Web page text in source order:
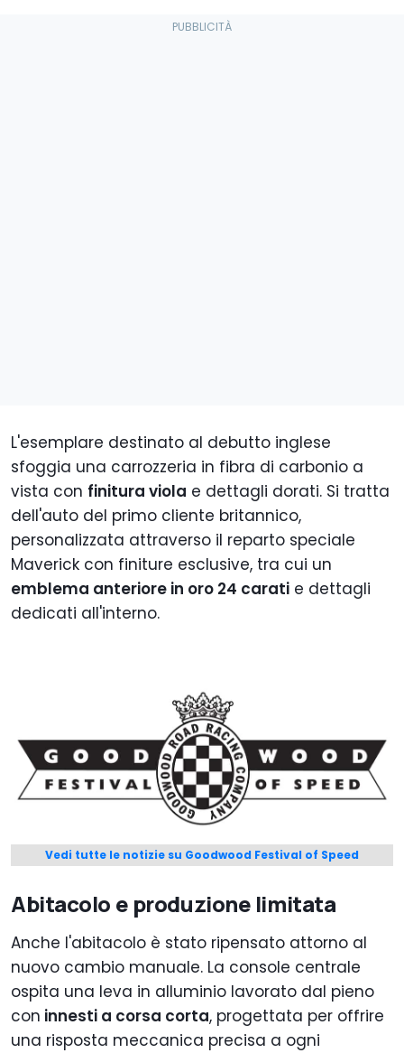
L'esemplare destinato al debutto inglese
sfoggia una carrozzeria in fibra di carbonio a
vista con finitura viola e dettagli dorati. Si tratta
dell'auto del primo cliente britannico,
personalizzata attraverso il reparto speciale
Maverick con finiture esclusive, tra cui un
emblema anteriore in oro 24 carati e dettagli
dedicati all'interno.
Vedi tutte le notizie su Goodwood Festival of Speed
Abitacolo e produzione limitata
Anche l'abitacolo è stato ripensato attorno al
nuovo cambio manuale. La console centrale
ospita una leva in alluminio lavorato dal pieno
con innesti a corsa corta, progettata per offrire
una risposta meccanica precisa a ogni